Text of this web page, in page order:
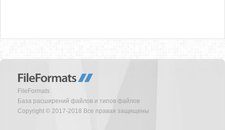
FileFormats
База расширений файлов и типов файлов
Copyright © 2017-2018 Все правая защищены